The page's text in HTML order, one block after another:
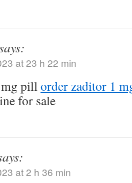
at 23 h 22 min
pillorder zaditor 1
for sale
at 2 h 36 min